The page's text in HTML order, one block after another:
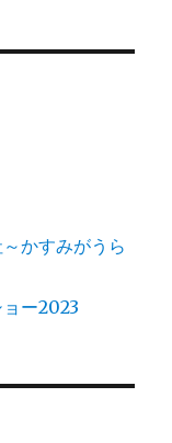
かすみがうら
ー2023